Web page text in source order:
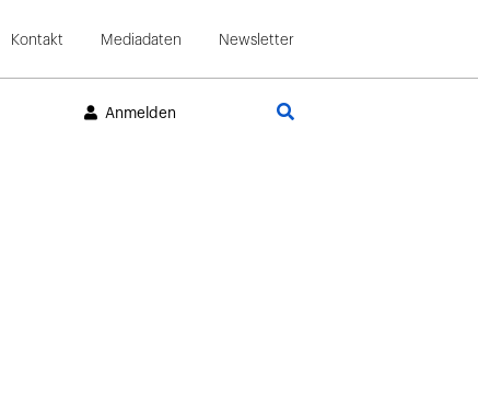
Kontakt Mediadaten Newsletter
Anmelden